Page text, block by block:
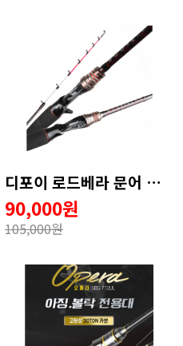
디포이 로드베라 문어 낚시대 문어전용대 선상문어대 문어대 갑오징어대 165MH
90,000원
105,000원